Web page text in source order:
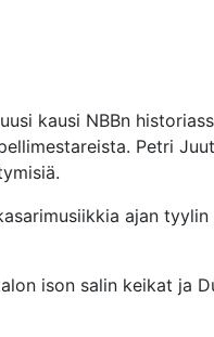
kausi NBBn
Petri
ajan
ison salin keikat ja